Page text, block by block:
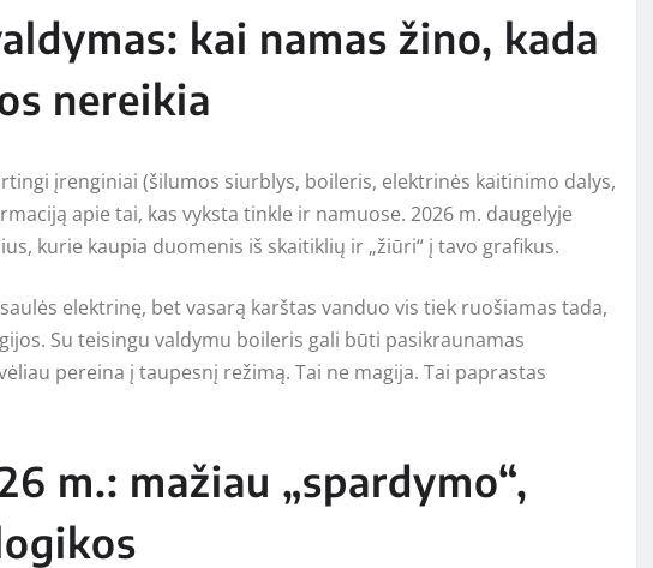
kai namas žino, kada
nereikia
įrenginiai (šilumos siurblys, boileris, elektrinės kaitinimo dalys,
apie tai, kas vyksta tinkle ir namuose. 2026 m. daugelyje
kurie kaupia duomenis iš skaitiklių ir „žiūri“ į tavo grafikus.
elektrinę, bet vasarą karštas vanduo vis tiek ruošiamas tada,
Su teisingu valdymu boileris gali būti pasikraunamas
pereina į taupesnį režimą. Tai ne magija. Tai paprastas
m.: mažiau „spardymo“,